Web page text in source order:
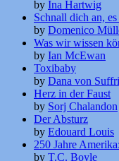
by Ina Hartwig
Schnall dich an,
by Domenico
Was wir wissen
by Ian McEwan
Toxibaby
by Dana von
Herz in der Faust
by Sorj Chalandon
Der Absturz
by Edouard Louis
250 Jahre
by T.C. Boyle